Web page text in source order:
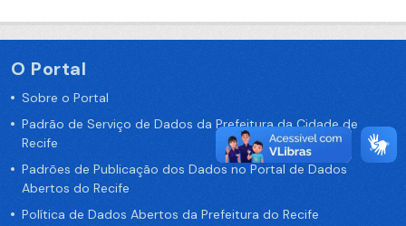
O Portal
Sobre o Portal
Padrão de Serviço de Dados da Prefeitura da Cidade de
Recife
Padrões de Publicação dos Dados no Portal de Dados
Abertos do Recife
Política de Dados Abertos da Prefeitura do Recife